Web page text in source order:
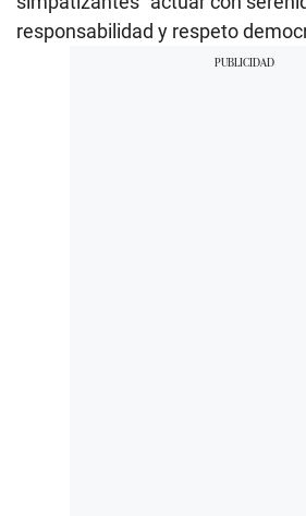
responsabilidad y respeto